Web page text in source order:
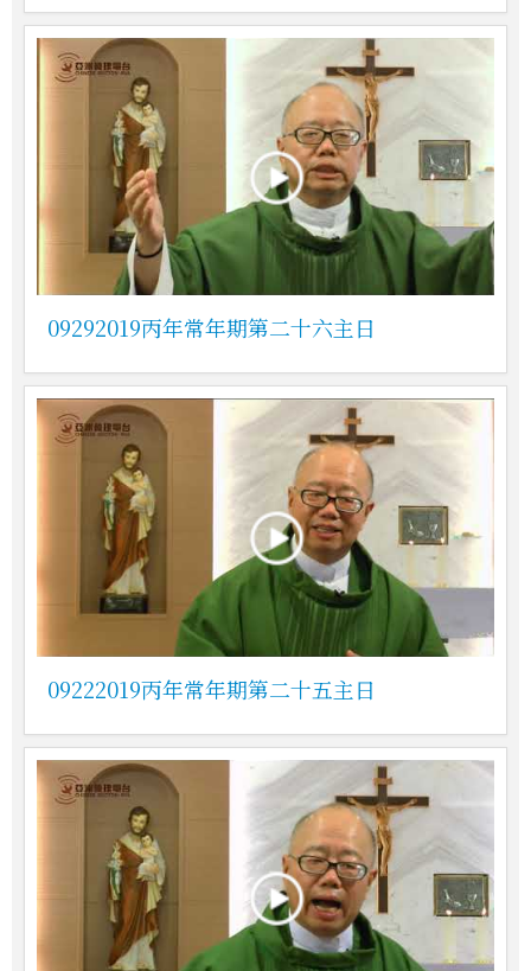
09292019丙年常年期第二十六主日
09222019丙年常年期第二十五主日